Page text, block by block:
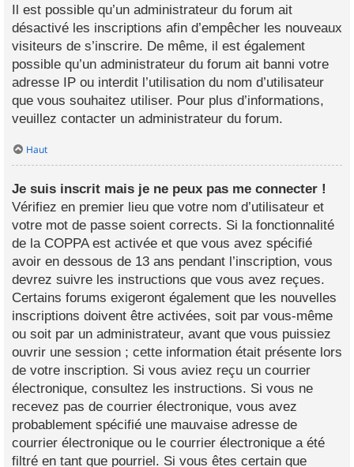
Il est possible qu’un administrateur du forum ait
désactivé les inscriptions afin d’empêcher les nouveaux
visiteurs de s’inscrire. De même, il est également
possible qu’un administrateur du forum ait banni votre
adresse IP ou interdit l’utilisation du nom d’utilisateur
que vous souhaitez utiliser. Pour plus d’informations,
veuillez contacter un administrateur du forum.
Haut
Je suis inscrit mais je ne peux pas me connecter !
Vérifiez en premier lieu que votre nom d’utilisateur et
votre mot de passe soient corrects. Si la fonctionnalité
de la COPPA est activée et que vous avez spécifié
avoir en dessous de 13 ans pendant l’inscription, vous
devrez suivre les instructions que vous avez reçues.
Certains forums exigeront également que les nouvelles
inscriptions doivent être activées, soit par vous-même
ou soit par un administrateur, avant que vous puissiez
ouvrir une session ; cette information était présente lors
de votre inscription. Si vous aviez reçu un courrier
électronique, consultez les instructions. Si vous ne
recevez pas de courrier électronique, vous avez
probablement spécifié une mauvaise adresse de
courrier électronique ou le courrier électronique a été
filtré en tant que pourriel. Si vous êtes certain que